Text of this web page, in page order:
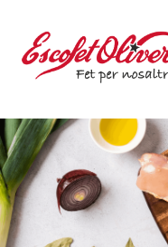
content